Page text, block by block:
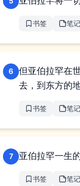
书签 笔记
6
但亚伯拉罕在
去，到东方的地
书签 笔记
7 亚伯拉罕一生
书签 笔记